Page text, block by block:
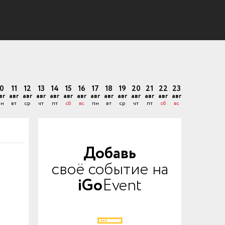
11
авг
вт
12
авг
ср
13
авг
чт
14
авг
пт
15
авг
сб
16
авг
вс
17
авг
пн
18
авг
вт
19
авг
ср
20
авг
чт
21
авг
пт
22
авг
сб
23
авг
вс
Добавь
своё событие на
iGoEvent